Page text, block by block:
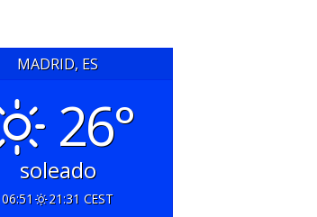
MADRID, ES
26°
soleado
06:51
21:31 CEST